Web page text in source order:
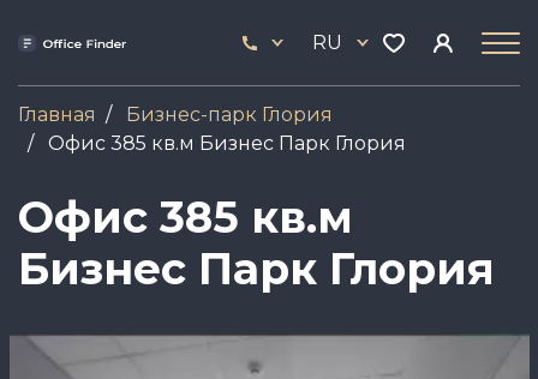
содержанию
444
17
RU
Главная
Бизнес-парк Глория
Офис 385 кв.м Бизнес Парк Глория
Офис 385 кв.м
Бизнес Парк Глория
Image